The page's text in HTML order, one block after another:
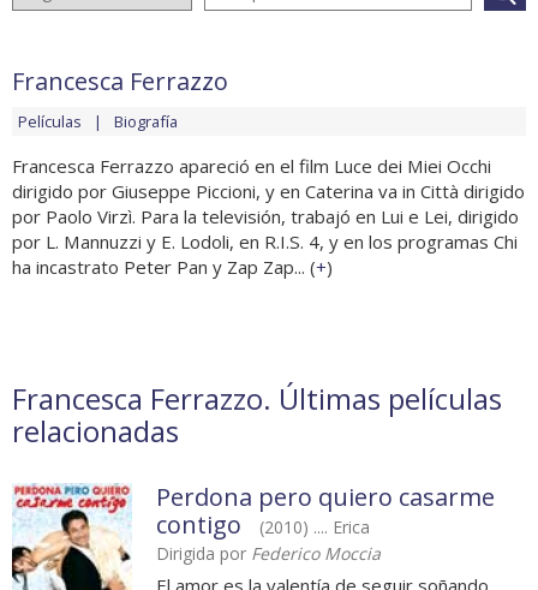
Francesca Ferrazzo
Películas Biografía
Francesca Ferrazzo apareció en el film Luce dei Miei Occhi
dirigido por Giuseppe Piccioni, y en Caterina va in Città dirigido
por Paolo Virzì. Para la televisión, trabajó en Lui e Lei, dirigido
por L. Mannuzzi y E. Lodoli, en R.I.S. 4, y en los programas Chi
ha incastrato Peter Pan y Zap Zap... (+)
Francesca Ferrazzo. Últimas películas
relacionadas
Perdona pero quiero casarme
contigo
(2010) .... Erica
Dirigida por Federico Moccia